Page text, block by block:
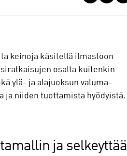
keinoja käsitellä ilmastoon
osalta kuitenkin
ylä- ja alajuoksun valuma-
ja niiden tuottamista hyödyistä.
ja selkeyttää